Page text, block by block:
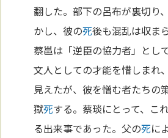
翻した。部下の呂布が裏切り
かし、彼の死後も混乱は収ま
蔡邕は「逆臣の協力者」とし
文人としての才能を惜しまれ
見えたが、彼を憎む者たちの
獄死する。蔡琰にとって、こ
る出来事であった。父の死に